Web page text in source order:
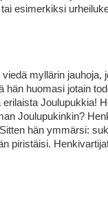
esimerkiksi
myllärin jauhoja,
hän huomasi jotain
Joulupukkia!
Joulupukinkin?
hän ymmärsi:
piristäisi.